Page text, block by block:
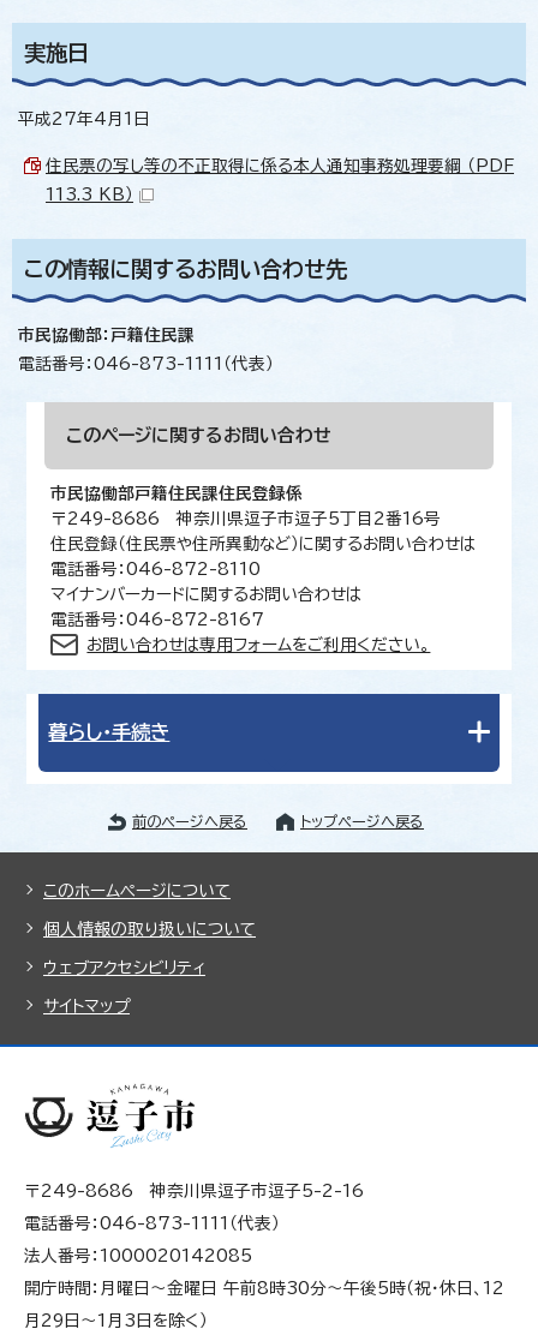
実施日
平成27年4月1日
住民票の写し等の不正取得に係る本人通知事務処理要綱 （PDF
113.3 KB）
この情報に関するお問い合わせ先
市民協働部：戸籍住民課
電話番号：046-873-1111（代表）
このページに関する お問い合わせ
市民協働部戸籍住民課住民登録係
〒249-8686 神奈川県逗子市逗子5丁目2番16号
住民登録（住民票や住所異動など）に関するお問い合わせは
電話番号：046-872-8110
マイナンバーカードに関するお問い合わせは
電話番号：046-872-8167
お問い合わせは専用フォームをご利用ください。
暮らし・手続き
前のページへ戻る トップページへ戻る
このホームページについて
個人情報の取り扱いについて
ウェブアクセシビリティ
サイトマップ
〒249-8686 神奈川県逗子市逗子5-2-16
電話番号：046-873-1111（代表）
法人番号：1000020142085
開庁時間：月曜日～金曜日 午前8時30分～午後5時（祝・休日、12
月29日～1月3日を除く）